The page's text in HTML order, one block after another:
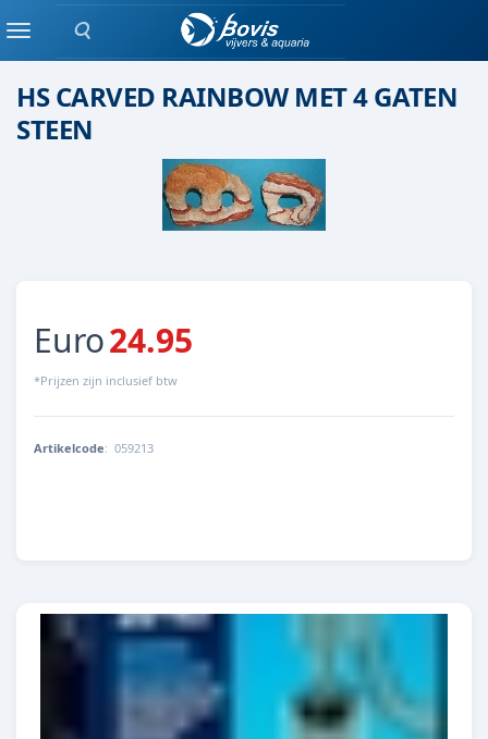
Zoeken
MenuSteen
HS CARVED RAINBOW MET 4 GATEN
STEEN
Euro24.95
*Prijzen zijn inclusief btw
Artikelcode: 059213